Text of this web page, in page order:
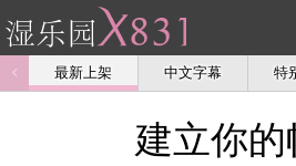
最新上架 中文字幕 特
建立你的